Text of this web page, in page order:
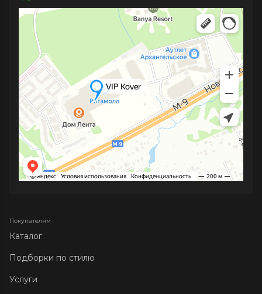
Покупателям
Каталог
Подборки по стилю
Услуги